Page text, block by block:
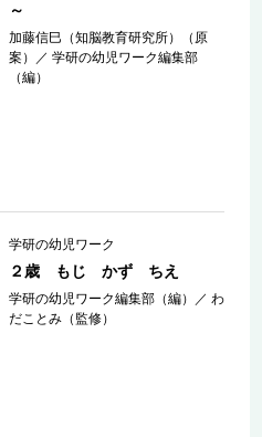
～
加藤信巳（知脳教育研究所）（原
案）
／学研の幼児ワーク編集部
（編）
学研の幼児ワーク
２歳 もじ かず ちえ
学研の幼児ワーク編集部（編） ／わ
だことみ（監修）